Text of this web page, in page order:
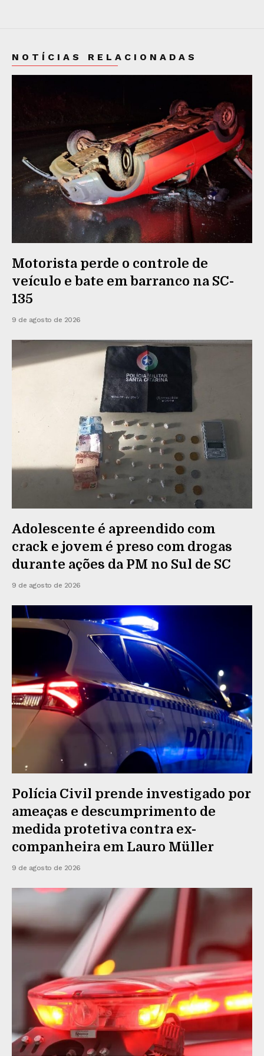
NOTÍCIAS RELACIONADAS
Motorista perde o controle de
veículo e bate em barranco na SC-
135
9 de agosto de 2026
Adolescente é apreendido com
crack e jovem é preso com drogas
durante ações da PM no Sul de SC
9 de agosto de 2026
Polícia Civil prende investigado por
ameaças e descumprimento de
medida protetiva contra ex-
companheira em Lauro Müller
9 de agosto de 2026